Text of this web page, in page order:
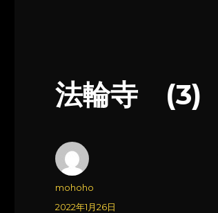
法輪寺 (3)
投
mohoho
投
2022年1月26日